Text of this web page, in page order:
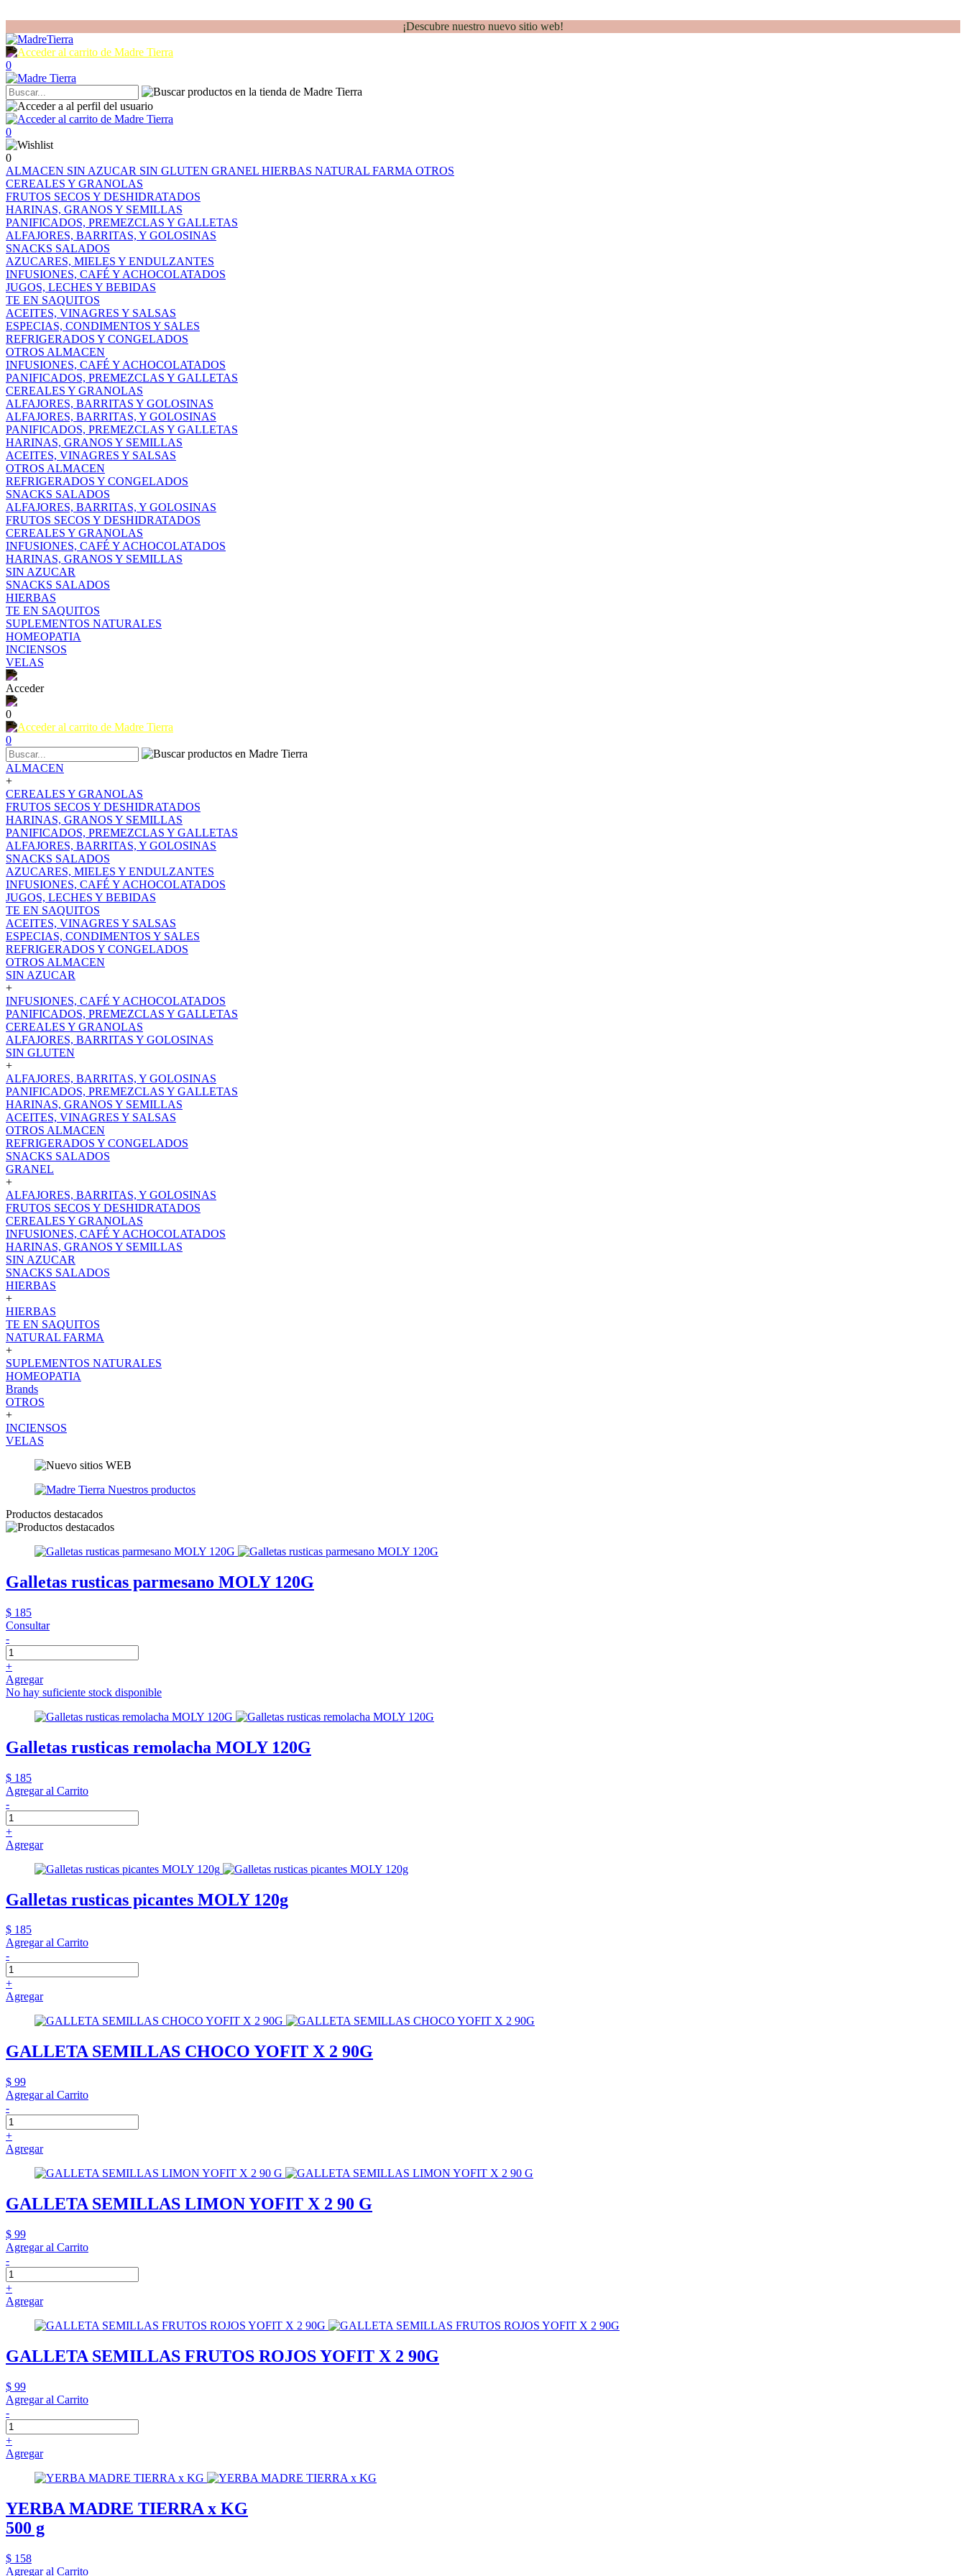
¡Descubre nuestro nuevo sitio web!
0
0
0
ALMACEN SIN AZUCAR SIN GLUTEN GRANEL HIERBAS NATURAL FARMA OTROS
CEREALES Y GRANOLAS
FRUTOS SECOS Y DESHIDRATADOS
HARINAS, GRANOS Y SEMILLAS
PANIFICADOS, PREMEZCLAS Y GALLETAS
ALFAJORES, BARRITAS, Y GOLOSINAS
SNACKS SALADOS
AZUCARES, MIELES Y ENDULZANTES
INFUSIONES, CAFÉ Y ACHOCOLATADOS
JUGOS, LECHES Y BEBIDAS
TE EN SAQUITOS
ACEITES, VINAGRES Y SALSAS
ESPECIAS, CONDIMENTOS Y SALES
REFRIGERADOS Y CONGELADOS
OTROS ALMACEN
INFUSIONES, CAFÉ Y ACHOCOLATADOS
PANIFICADOS, PREMEZCLAS Y GALLETAS
CEREALES Y GRANOLAS
ALFAJORES, BARRITAS Y GOLOSINAS
ALFAJORES, BARRITAS, Y GOLOSINAS
PANIFICADOS, PREMEZCLAS Y GALLETAS
HARINAS, GRANOS Y SEMILLAS
ACEITES, VINAGRES Y SALSAS
OTROS ALMACEN
REFRIGERADOS Y CONGELADOS
SNACKS SALADOS
ALFAJORES, BARRITAS, Y GOLOSINAS
FRUTOS SECOS Y DESHIDRATADOS
CEREALES Y GRANOLAS
INFUSIONES, CAFÉ Y ACHOCOLATADOS
HARINAS, GRANOS Y SEMILLAS
SIN AZUCAR
SNACKS SALADOS
HIERBAS
TE EN SAQUITOS
SUPLEMENTOS NATURALES
HOMEOPATIA
INCIENSOS
VELAS
Acceder
0
0
ALMACEN
+
CEREALES Y GRANOLAS
FRUTOS SECOS Y DESHIDRATADOS
HARINAS, GRANOS Y SEMILLAS
PANIFICADOS, PREMEZCLAS Y GALLETAS
ALFAJORES, BARRITAS, Y GOLOSINAS
SNACKS SALADOS
AZUCARES, MIELES Y ENDULZANTES
INFUSIONES, CAFÉ Y ACHOCOLATADOS
JUGOS, LECHES Y BEBIDAS
TE EN SAQUITOS
ACEITES, VINAGRES Y SALSAS
ESPECIAS, CONDIMENTOS Y SALES
REFRIGERADOS Y CONGELADOS
OTROS ALMACEN
SIN AZUCAR
+
INFUSIONES, CAFÉ Y ACHOCOLATADOS
PANIFICADOS, PREMEZCLAS Y GALLETAS
CEREALES Y GRANOLAS
ALFAJORES, BARRITAS Y GOLOSINAS
SIN GLUTEN
+
ALFAJORES, BARRITAS, Y GOLOSINAS
PANIFICADOS, PREMEZCLAS Y GALLETAS
HARINAS, GRANOS Y SEMILLAS
ACEITES, VINAGRES Y SALSAS
OTROS ALMACEN
REFRIGERADOS Y CONGELADOS
SNACKS SALADOS
GRANEL
+
ALFAJORES, BARRITAS, Y GOLOSINAS
FRUTOS SECOS Y DESHIDRATADOS
CEREALES Y GRANOLAS
INFUSIONES, CAFÉ Y ACHOCOLATADOS
HARINAS, GRANOS Y SEMILLAS
SIN AZUCAR
SNACKS SALADOS
HIERBAS
+
HIERBAS
TE EN SAQUITOS
NATURAL FARMA
+
SUPLEMENTOS NATURALES
HOMEOPATIA
Brands
OTROS
+
INCIENSOS
VELAS
Productos destacados
Galletas rusticas parmesano MOLY 120G
$ 185
Consultar
-
+
Agregar
No hay suficiente stock disponible
Galletas rusticas remolacha MOLY 120G
$ 185
Agregar al Carrito
-
+
Agregar
Galletas rusticas picantes MOLY 120g
$ 185
Agregar al Carrito
-
+
Agregar
GALLETA SEMILLAS CHOCO YOFIT X 2 90G
$ 99
Agregar al Carrito
-
+
Agregar
GALLETA SEMILLAS LIMON YOFIT X 2 90 G
$ 99
Agregar al Carrito
-
+
Agregar
GALLETA SEMILLAS FRUTOS ROJOS YOFIT X 2 90G
$ 99
Agregar al Carrito
-
+
Agregar
YERBA MADRE TIERRA x KG
500 g
$ 158
Agregar al Carrito